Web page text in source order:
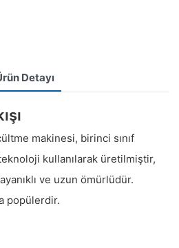
Detayı
makinesi, birinci sınıf
kullanılarak üretilmiştir,
ve uzun ömürlüdür.
popülerdir.